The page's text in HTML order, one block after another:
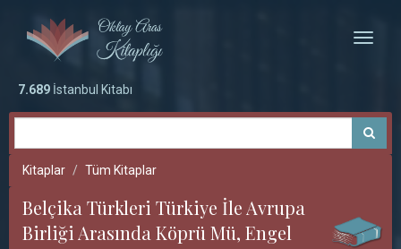
Toggle
7.689 İstanbul Kitabı
Kitaplar Tüm Kitaplar
Belçika Türkleri Türkiye İle Avrupa
Birliği Arasında Köprü Mü, Engel